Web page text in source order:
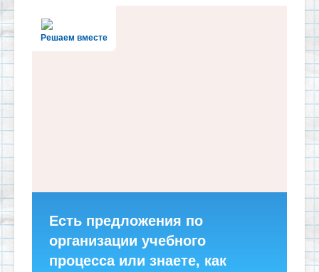
Решаем вместе
Есть предложения по
организации учебного
процесса или знаете, как